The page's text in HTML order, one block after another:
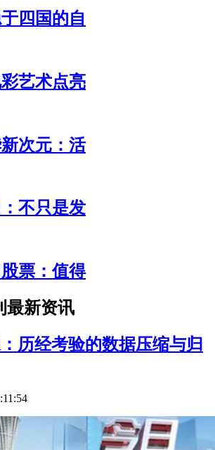
四国的自
艺术点亮
次元：活
不只是发
票：值得
最新资讯
历经考验的数据压缩与归